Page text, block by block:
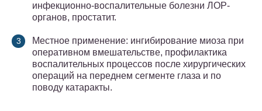
инфекционно-воспалительные болезни ЛОР-
органов, простатит.
Местное применение: ингибирование миоза при
оперативном вмешательстве, профилактика
воспалительных процессов после хирургических
операций на переднем сегменте глаза и по
поводу катаракты.